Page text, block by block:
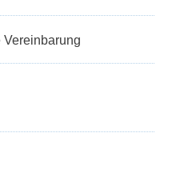
Vereinbarung